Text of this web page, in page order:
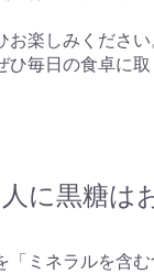
楽しみください
ひ毎日の食卓に取
に黒糖は
「ミネラルを含